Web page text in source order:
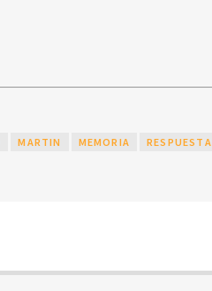
MARTIN MEMORIA RESPUESTA